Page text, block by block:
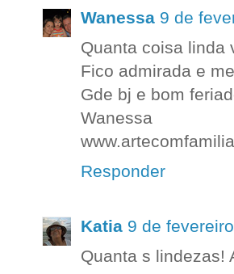
Wanessa 9 de
Quanta coisa linda
Fico admirada e
Gde bj e bom
Wanessa
Responder
Katia 9 de
Quanta s lindezas!